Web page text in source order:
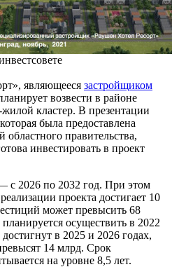
являющееся застройщиком
возвести в районе
кластер. В презентации
была предоставлена
правительства,
инвестировать в проект
с 2026 по 2032 год. При этом
проекта достигает 10
может превысить 68
осуществить в 2022
в 2025 и 2026 годах,
14 млрд. Срок
на уровне 8,5 лет.